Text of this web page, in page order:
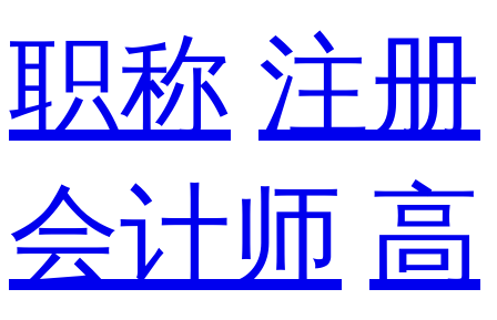
职称 注册
会计师 高